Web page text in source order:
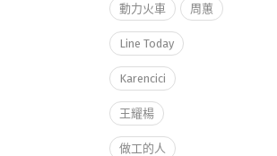
動力火車 周蕙
Line Today
Karencici
王耀楊
做工的人